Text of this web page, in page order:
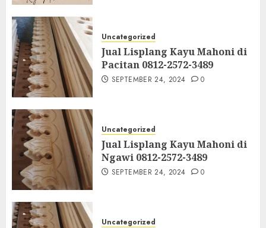
Uncategorized
Jual Lisplang Kayu Mahoni di
Pacitan 0812-2572-3489
SEPTEMBER 24, 2024 0
Uncategorized
Jual Lisplang Kayu Mahoni di
Ngawi 0812-2572-3489
SEPTEMBER 24, 2024 0
Uncategorized